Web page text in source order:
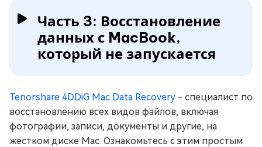
Часть 3: Восстановление
данных с MacBook,
который не запускается
Tenorshare 4DDiG Mac Data Recovery - специалист по
восстановлению всех видов файлов, включая
фотографии, записи, документы и другие, на
жестком диске Mac. Ознакомьтесь с этим простым